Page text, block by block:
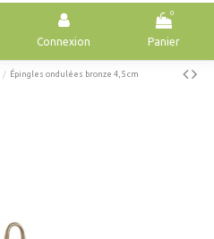
Connexion
0
Panier
Épingles ondulées bronze 4,5 cm